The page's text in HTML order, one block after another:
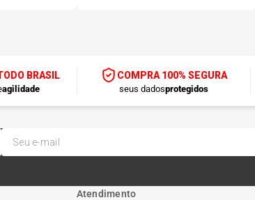
BRASIL
agilidade
COMPRA 100% SEGURA
seus dadosprotegidos
Atendimento